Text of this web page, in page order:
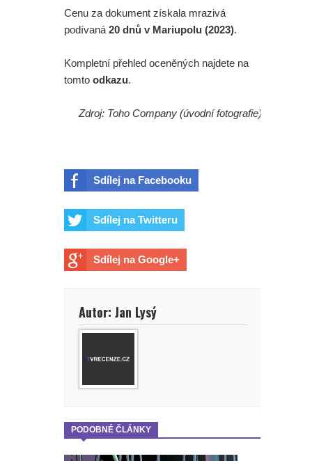
Cenu za dokument získala mrazivá
podívaná 20 dnů v Mariupolu (2023).
Kompletní přehled oceněných najdete na
tomto odkazu.
Zdroj: Toho Company (úvodní fotografie)
Sdílej na Facebooku
Sdílej na Twitteru
Sdílej na Google+
Autor: Jan Lysý
PODOBNÉ ČLÁNKY